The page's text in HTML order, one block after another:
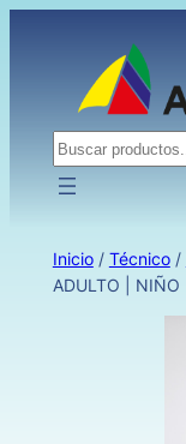
Buscar
Inicio/ Técnico/
ADULTO | NIÑO